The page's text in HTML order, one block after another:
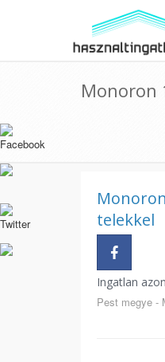
Monoron
telekkel
Ingatlan
Pest megye -